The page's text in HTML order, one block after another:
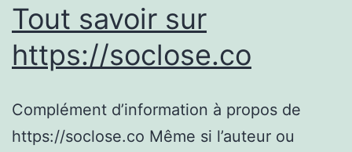
Tout savoir sur
https://soclose.co
Complément d’information à propos de
https://soclose.co Même si l’auteur ou